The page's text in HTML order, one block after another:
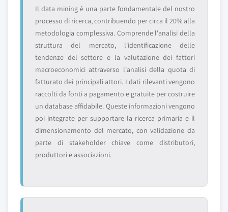
Il data mining è una parte fondamentale del nostro
processo di ricerca, contribuendo per circa il 20% alla
metodologia complessiva. Comprende l'analisi della
struttura del mercato, l'identificazione delle
tendenze del settore e la valutazione dei fattori
macroeconomici attraverso l'analisi della quota di
fatturato dei principali attori. I dati rilevanti vengono
raccolti da fonti a pagamento e gratuite per costruire
un database affidabile. Queste informazioni vengono
poi integrate per supportare la ricerca primaria e il
dimensionamento del mercato, con validazione da
parte di stakeholder chiave come distributori,
produttori e associazioni.